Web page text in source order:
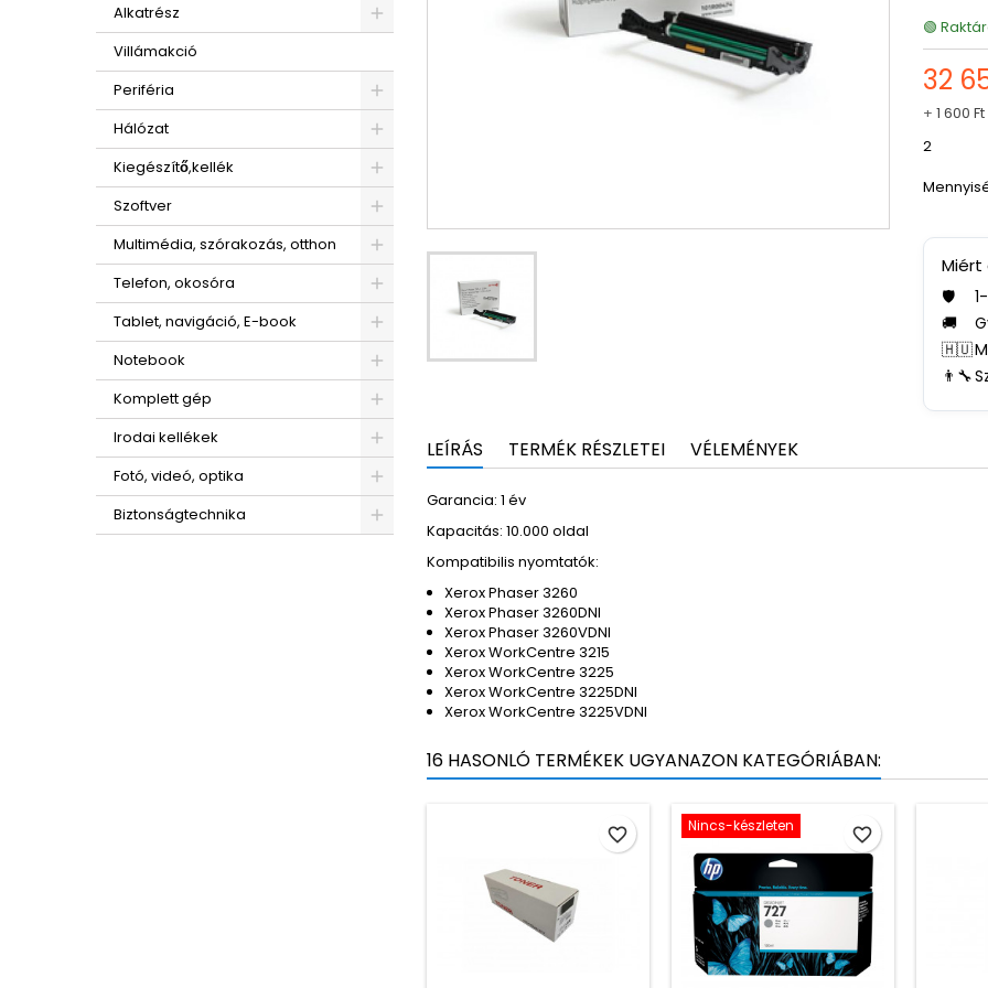
Alkatrész
Villámakció
Periféria
Hálózat
Kiegészítő,kellék
Szoftver
Multimédia, szórakozás, otthon
Telefon, okosóra
Tablet, navigáció, E-book
Notebook
Komplett gép
Irodai kellékek
Fotó, videó, optika
Biztonságtechnika
🟢
32
+ 1 600 Ft
2
Miért
🛡️
🚚
🇭🇺
👨‍🔧
LEÍRÁS TERMÉK RÉSZLETEI VÉLEMÉNYEK
Garancia: 1 év
Kapacitás: 10.000 oldal
Kompatibilis nyomtatók:
Xerox Phaser 3260
Xerox Phaser 3260DNI
Xerox Phaser 3260VDNI
Xerox WorkCentre 3215
Xerox WorkCentre 3225
Xerox WorkCentre 3225DNI
Xerox WorkCentre 3225VDNI
16 HASONLÓ TERMÉKEK UGYANAZON KATEGÓRIÁBAN:
favorite_border Nincs-készleten favorite_border